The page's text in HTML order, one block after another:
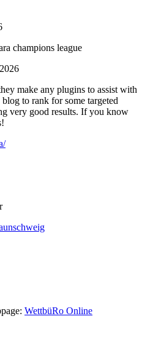
champions league
make any plugins to assist with
to rank for some targeted
very good results. If you know
WettbüRo Online